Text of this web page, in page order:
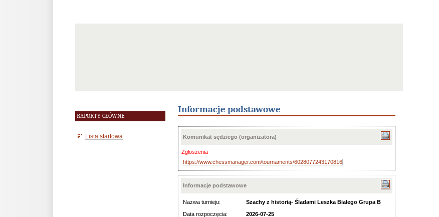
RAPORTY GŁÓWNE
Lista startowa
Informacje podstawowe
Komunikat sędziego (organizatora)
Zgłoszenia
https://www.chessmanager.com/tournaments/6028077243170816
Informacje podstawowe
Nazwa turnieju:
Szachy z historią- Śladami Leszka Białego Grupa B
Data rozpoczęcia:
2026-07-25